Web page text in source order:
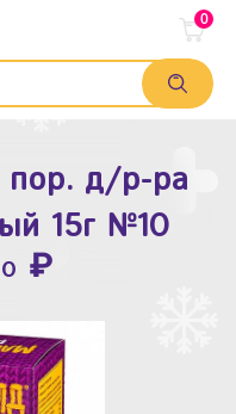
0
пор. д/р-ра
15г №10
₽
10мг №10
₽